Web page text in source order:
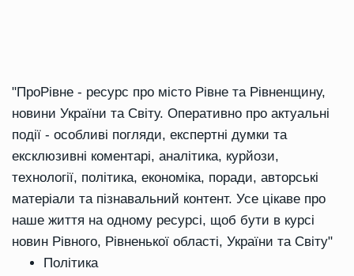
"ПроРівне - ресурс про місто Рівне та Рівненщину,
новини України та Світу. Оперативно про актуальні
події - особливі погляди, експертні думки та
ексклюзивні коментарі, аналітика, курйози,
технології, політика, економіка, поради, авторські
матеріали та пізнавальний контент. Усе цікаве про
наше життя на одному ресурсі, щоб бути в курсі
новин Рівного, Рівненької області, України та Світу"
Політика